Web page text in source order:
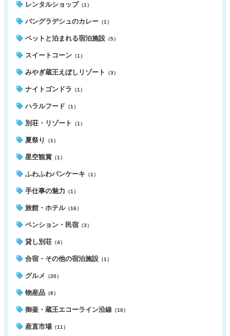
レンタルショップ （1）
バングラデシュのカレー （1）
ペットと泊まれる宿泊施設 （5）
スイートコーン （1）
みやぎ蔵王えぼしリゾート （3）
ナイトゴンドラ （1）
ハラルフード （1）
別荘・リゾート （1）
夏祭り （1）
星空観賞 （1）
ふわふわパンケーキ （1）
手仕事の魅力 （1）
旅館・ホテル（16）
ペンション・民宿 （3）
貸し別荘 （4）
合宿・その他の宿泊施設 （1）
グルメ （20）
物産品 （8）
御釜・蔵王エコーライン沿線 （10）
産直市場（11）